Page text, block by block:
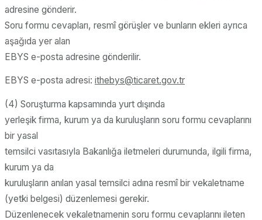
adresine gönderir.
Soru formu cevapları, resmî görüşler ve bunların ekleri ayrıca
aşağıda yer alan
EBYS e-posta adresine gönderilir.
EBYS e-posta adresi: ithebys@ticaret.gov.tr
(4) Soruşturma kapsamında yurt dışında
yerleşik firma, kurum ya da kuruluşların soru formu cevaplarını
bir yasal
temsilci vasıtasıyla Bakanlığa iletmeleri durumunda, ilgili firma,
kurum ya da
kuruluşların anılan yasal temsilci adına resmî bir vekaletname
(yetki belgesi) düzenlemesi gerekir.
Düzenlenecek vekaletnamenin soru formu cevaplarını ileten